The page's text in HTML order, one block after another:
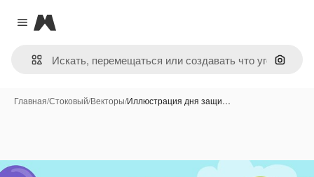
Close menu
Magnific
Поиск
Главная/Стоковый/Векторы/Иллюстрация дня защи…